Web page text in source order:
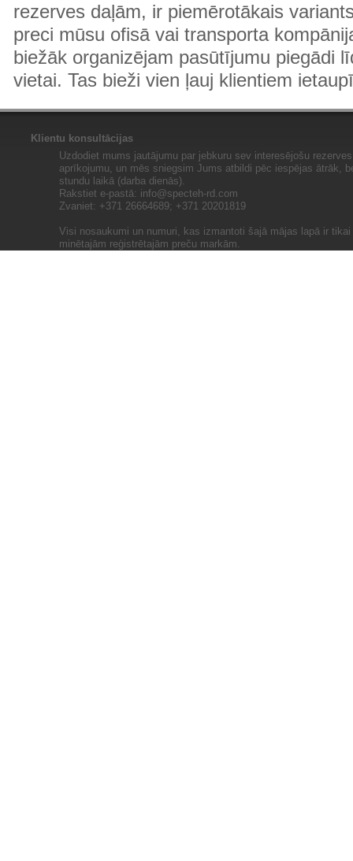
rezerves daļām, ir piemērotākais
preci mūsu ofisā vai transporta
biežāk organizējam pasūtījumu piegādi
vietai. Tas bieži vien ļauj klientiem
Klientu konsultācijas
Uzdodiet mums jautājumu par jebkuru sev interesējošu
aprīkojumu, un mēs sniegsim Jums atbildi pēc iespējas ātrāk,
stundu laikā (darba dienās).
Rakstiet e-pastā: info@specteh-rd.com
Zvaniet: +371 26664689; +371 20201819
Visi nosaukumi un numuri, kas izmantoti šajā mājas lapā ir
minētajām reģistrētajām preču markām.